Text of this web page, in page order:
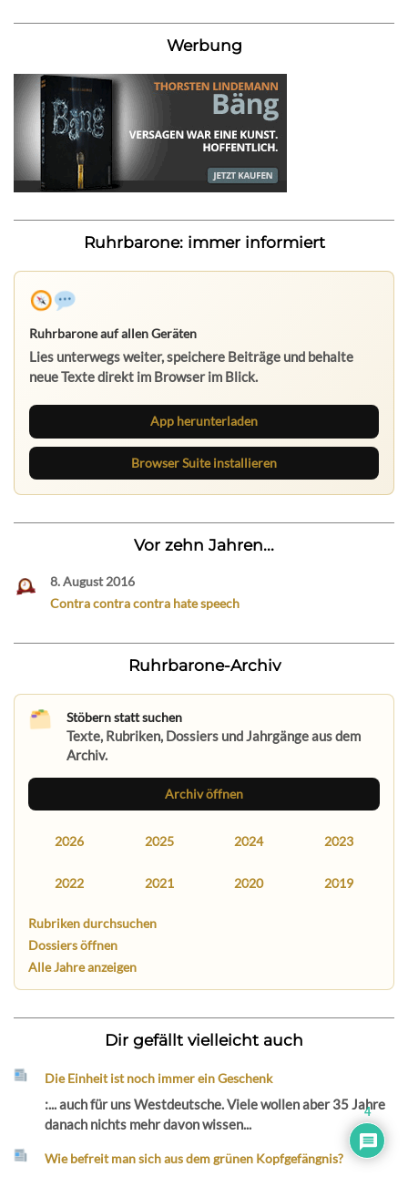
Werbung
Ruhrbarone: immer informiert
Ruhrbarone auf allen Geräten
Lies unterwegs weiter, speichere Beiträge und behalte
neue Texte direkt im Browser im Blick.
App herunterladen
Browser Suite installieren
Vor zehn Jahren...
8. August 2016
Contra contra contra hate speech
Ruhrbarone-Archiv
Stöbern statt suchen
Texte, Rubriken, Dossiers und Jahrgänge aus dem
Archiv.
Archiv öffnen
2026 2025 2024 2023
2022 2021 2020 2019
Rubriken durchsuchen
Dossiers öffnen
Alle Jahre anzeigen
Dir gefällt vielleicht auch
Die Einheit ist noch immer ein Geschenk
:... auch für uns Westdeutsche. Viele wollen aber 35 Jahre
danach nichts mehr davon wissen...
Wie befreit man sich aus dem grünen Kopfgefängnis?
4